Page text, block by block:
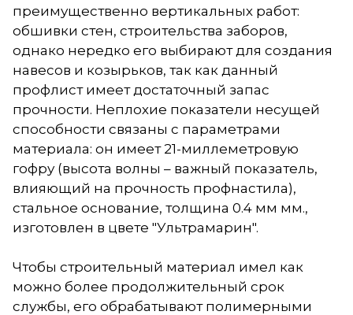
преимущественно вертикальных работ:
обшивки стен, строительства заборов,
однако нередко его выбирают для создания
навесов и козырьков, так как данный
профлист имеет достаточный запас
прочности. Неплохие показатели несущей
способности связаны с параметрами
материала: он имеет 21-миллеметровую
гофру (высота волны – важный показатель,
влияющий на прочность профнастила),
стальное основание, толщина 0.4 мм мм.,
изготовлен в цвете "Ультрамарин".
Чтобы строительный материал имел как
можно более продолжительный срок
службы, его обрабатывают полимерными